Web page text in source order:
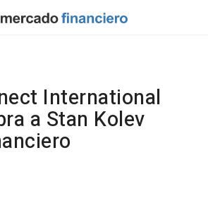
International
a Stan Kolev